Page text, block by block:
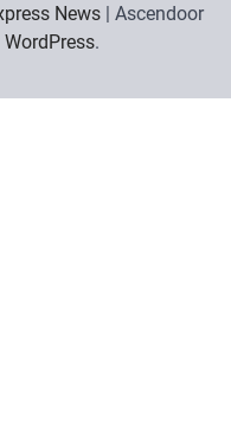
News | Ascendoor
WordPress.